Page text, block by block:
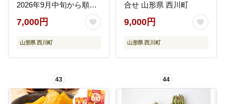
2026年9月中旬から順次
発送 小分け 個包装 青大
豆 枝豆 えだまめ 野菜 や
さい おつまみ ビール 国
7,000円
山形県 西川町
合せ 山形県 西川町
9,000円
山形県 西川町
43 44